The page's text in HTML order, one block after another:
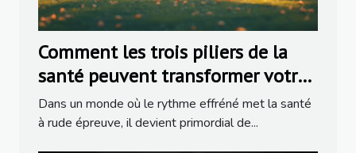
Comment les trois piliers de la
santé peuvent transformer votre
vie
Dans un monde où le rythme effréné met la santé
à rude épreuve, il devient primordial de...